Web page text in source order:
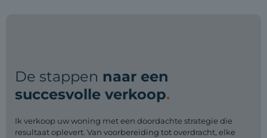
De stappen naar een
succesvolle verkoop.
Ik verkoop uw woning met een doordachte strategie die
resultaat oplevert. Van voorbereiding tot overdracht, elke